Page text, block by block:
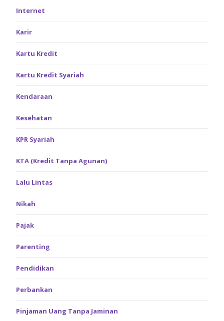
Internet
Karir
Kartu Kredit
Kartu Kredit Syariah
Kendaraan
Kesehatan
KPR Syariah
KTA (Kredit Tanpa Agunan)
Lalu Lintas
Nikah
Pajak
Parenting
Pendidikan
Perbankan
Pinjaman Uang Tanpa Jaminan